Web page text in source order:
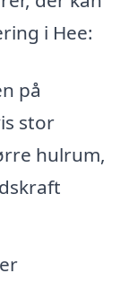
i Hee:
på
stor
hulrum,